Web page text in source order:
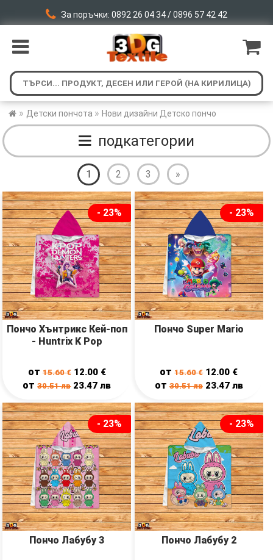
За поръчки: 0892 26 04 34 / 0896 57 42 42
» Детски пончота » Нови дизайни Детско пончо
подкатегории
1 2 3 »
- 23%
Пончо Хънтрикс Кей-поп
- Huntrix K Pop
от15.60€ 12.00 €
от30.51лв 23.47лв
- 23%
Пончо Super Mario
от15.60€ 12.00 €
от 30.51лв 23.47 лв
- 23%
Пончо Лабубу 3
- 23%
Пончо Лабубу 2